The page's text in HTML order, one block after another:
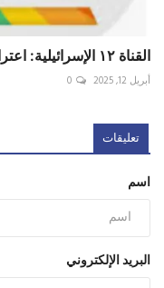
القناة ١٢ الإسرائيلية: اعتراض صاروخ أطلق من غزة باتجاه ...
أبريل 12, 2025 0
تعليقات
اسم
البريد الإلكتروني